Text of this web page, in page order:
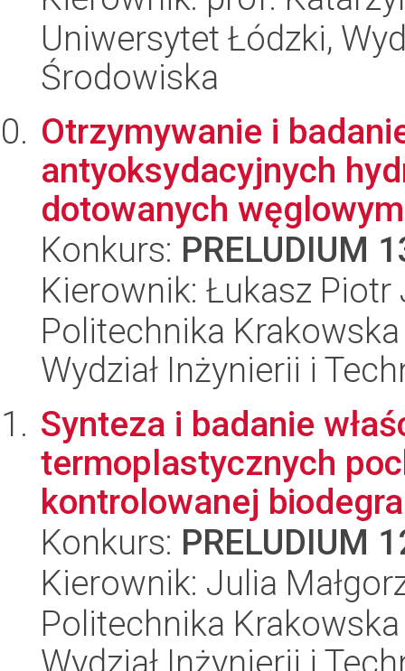
Uniwersytet Łódzki,
Środowiska
Otrzymywanie i
antyoksydacyjnych
dotowanych
Konkurs: PRELUDIUM
Kierownik: Łukasz Piotr
Politechnika
Wydział Inżynierii i
Synteza i badanie
termoplastycznych
kontrolowanej
Konkurs: PRELUDIUM
Kierownik: Julia
Politechnika
Wydział Inżynierii i